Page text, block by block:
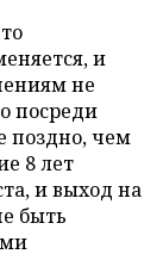
и
не
посреди
поздно, чем
8 лет
и выход на
быть